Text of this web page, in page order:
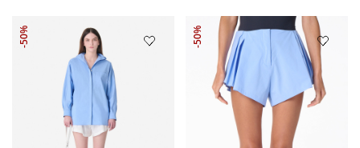
Для нее
Сумки и аксессуары
-50% -50%